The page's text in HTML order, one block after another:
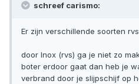
schreef carismo:
Er zijn verschillende soorten
door Inox (rvs) ga je niet zo
boter erdoor gaat dan heb je
verbrand door je slijpschijf op